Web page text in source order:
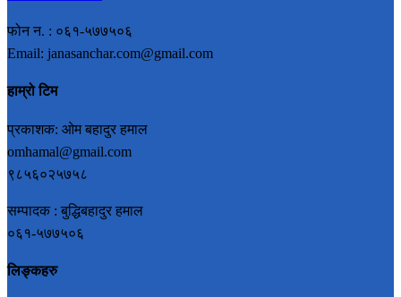
फोन न. : ०६१-५७७५०६
Email: janasanchar.com@gmail.com
हाम्रो टिम
प्रकाशक: ओम बहादुर हमाल
omhamal@gmail.com
९८५६०२५७५८
सम्पादक : बुद्धिबहादुर हमाल
०६१-५७७५०६
लिङ्कहरु